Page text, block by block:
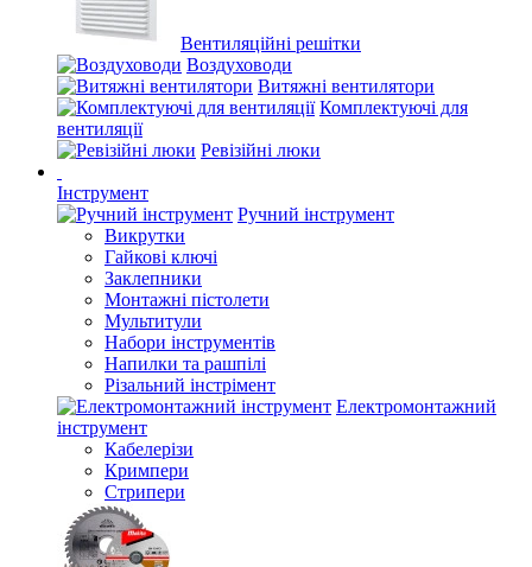
Вентиляційні решітки
Воздуховоди
Витяжні вентилятори
Комплектуючі для
вентиляції
Ревізійні люки
Інструмент
Ручний інструмент
Викрутки
Гайкові ключі
Заклепники
Монтажні пістолети
Мультитули
Набори інструментів
Напилки та рашпілі
Різальний інстрімент
Електромонтажний
інструмент
Кабелерізи
Кримпери
Стрипери